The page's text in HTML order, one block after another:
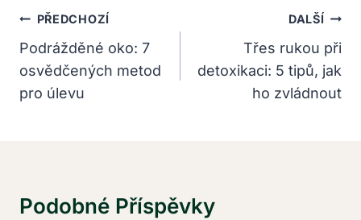
Navigace
Pro
Příspěvek
PŘEDCHOZÍ
Podrážděné oko: 7
osvědčených metod
pro úlevu
DALŠÍ
Třes rukou při
detoxikaci: 5 tipů, jak
ho zvládnout
Podobné Příspěvky